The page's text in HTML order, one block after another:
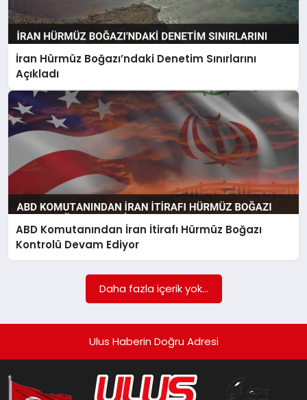
İran Hürmüz Boğazı’ndaki Denetim Sınırlarını
Açıkladı
ABD Komutanından İran İtirafı Hürmüz Boğazı
Kontrolü Devam Ediyor
Daha fazla içerik yok...
Ulus Haberin Doğru Adresi